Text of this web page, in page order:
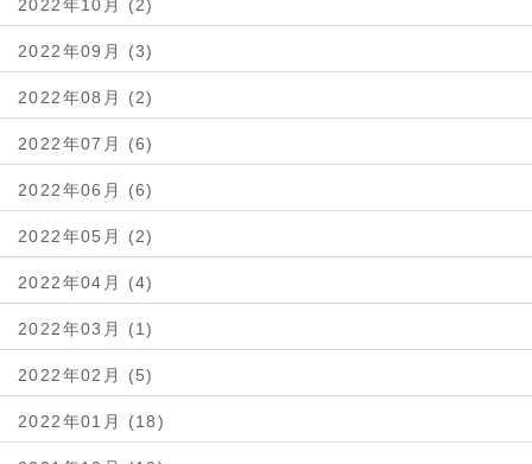
2022年10月 (2)
2022年09月 (3)
2022年08月 (2)
2022年07月 (6)
2022年06月 (6)
2022年05月 (2)
2022年04月 (4)
2022年03月 (1)
2022年02月 (5)
2022年01月 (18)